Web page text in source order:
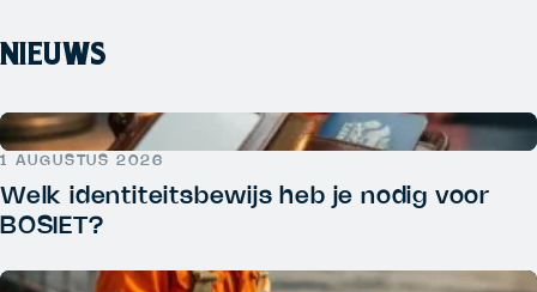
NIEUWS
1 AUGUSTUS 2026
Welk identiteitsbewijs heb je nodig voor
BOSIET?